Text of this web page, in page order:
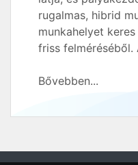
rugalmas, hibrid
munkahelyet
friss felméréséből.
Bővebben...